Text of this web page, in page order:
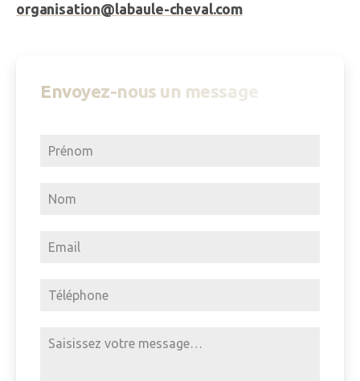
organisation@labaule-cheval.com
Envoyez-nous un message